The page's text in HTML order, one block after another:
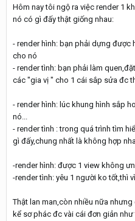
Hôm nay tôi ngộ ra việc render 1
nó có gì đấy thật giống nhau:
- render hình: bạn phải dựng được
cho nó
- render tình: bạn phải làm
các "gia vị " cho 1 cái sắp sửa đc
- render hình: lúc khung hình sắp
nó...
- render tình : trong quá trình tìm
gì đấy,chung nhất là không hợp
-render hình: được 1 view không
-render tình: yêu 1 người ko tốt,thì
Thật lan man,còn nhiều nữa
kể sơ phác đc vài cái đơn giản như